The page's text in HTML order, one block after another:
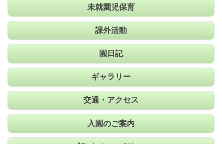
未就園児保育
課外活動
園日記
ギャラリー
交通・アクセス
入園のご案内